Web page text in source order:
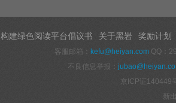
构建绿色阅读平台倡议书 关于黑岩 奖励计划
客服邮箱： kefu@heiyan.com QQ：
不良信息举报：
京ICP证140449
新